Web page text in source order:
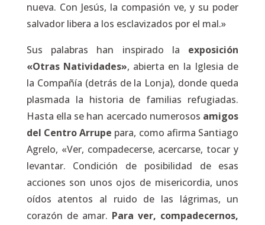
nueva. Con Jesús, la compasión ve, y su poder
salvador libera a los esclavizados por el mal.»
Sus palabras han inspirado la exposición
«Otras Natividades», abierta en la Iglesia de
la Compañía (detrás de la Lonja), donde queda
plasmada la historia de familias refugiadas.
Hasta ella se han acercado numerosos amigos
del Centro Arrupe para, como afirma Santiago
Agrelo, «Ver, compadecerse, acercarse, tocar y
levantar. Condición de posibilidad de esas
acciones son unos ojos de misericordia, unos
oídos atentos al ruido de las lágrimas, un
corazón de amar. Para ver, compadecernos,